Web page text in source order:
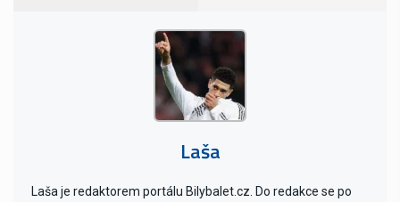
Laša
Laša je redaktorem portálu Bilybalet.cz. Do redakce se po